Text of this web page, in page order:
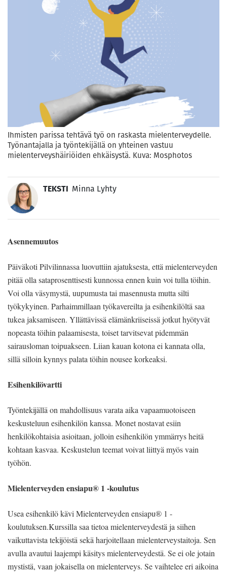
Ihmisten parissa tehtävä työ on raskasta mielenterveydelle.
Työnantajalla ja työntekijällä on yhteinen vastuu
mielenterveyshäiriöiden ehkäisystä. Kuva: Mosphotos
TEKSTI Minna Lyhty
Asennemuutos
Päiväkoti Pilvilinnassa luovuttiin ajatuksesta, että mielenterveyden
pitää olla sataprosenttisesti kunnossa ennen kuin voi tulla töihin.
Voi olla väsymystä, uupumusta tai masennusta mutta silti
työkykyinen. Parhaimmillaan työkavereilta ja esihenkilöltä saa
tukea jaksamiseen. Yllättävissä elämänkriiseissä jotkut hyötyvät
nopeasta töihin palaamisesta, toiset tarvitsevat pidemmän
sairausloman toipuakseen. Liian kauan kotona ei kannata olla,
sillä silloin kynnys palata töihin nousee korkeaksi.
Esihenkilövartti
Työntekijällä on mahdollisuus varata aika vapaamuotoiseen
keskusteluun esihenkilön kanssa. Monet nostavat esiin
henkilökohtaisia asioitaan, jolloin esihenkilön ymmärrys heitä
kohtaan kasvaa. Keskustelun teemat voivat liittyä myös vain
työhön.
Mielenterveyden ensiapu® 1 -koulutus
Usea esihenkilö kävi Mielenterveyden ensiapu® 1 -
koulutuksen.Kurssilla saa tietoa mielenterveydestä ja siihen
vaikuttavista tekijöistä sekä harjoitellaan mielenterveystaitoja. Sen
avulla avautui laajempi käsitys mielenterveydestä. Se ei ole jotain
mystistä, vaan jokaisella on mielenterveys. Se vaihtelee eri aikoina